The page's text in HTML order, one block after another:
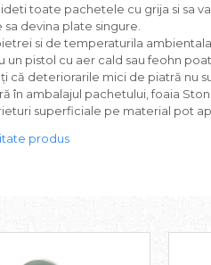
toate pachetele cu grija si sa
devina plate singure.
si de temperaturila
un pistol cu aer cald sau feohn
că deteriorarile mici de piatră nu
în ambalajul pachetului, foaia
superficiale pe material pot
produs